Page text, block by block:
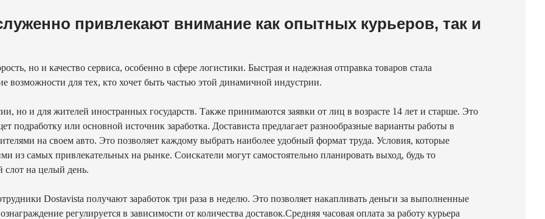
привлекают внимание как опытных курьеров, так и
но и качество сервиса, особенно в сфере логистики. Быстрая и надежная отправка товаров стала
возможности для тех, кто хочет быть частью этой динамичной индустрии.
но и для жителей иностранных государств. Также принимаются заявки от лиц в возрасте 14 лет и старше. Это
подработку или основной источник заработка. Достависта предлагает разнообразные варианты работы в
на своем авто. Это позволяет каждому выбрать наиболее удобный формат труда. Условия, которые
из самых привлекательных на рынке. Соискатели могут самостоятельно планировать выход, будь то
слот на целый день.
Dostavista получают заработок три раза в неделю. Это позволяет накапливать деньги за выполненные
регулируется в зависимости от количества доставок.Средняя часовая оплата за работу курьера